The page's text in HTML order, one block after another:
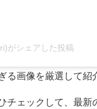
がシェアした投稿
る画像を厳選して紹
チェックして、最新